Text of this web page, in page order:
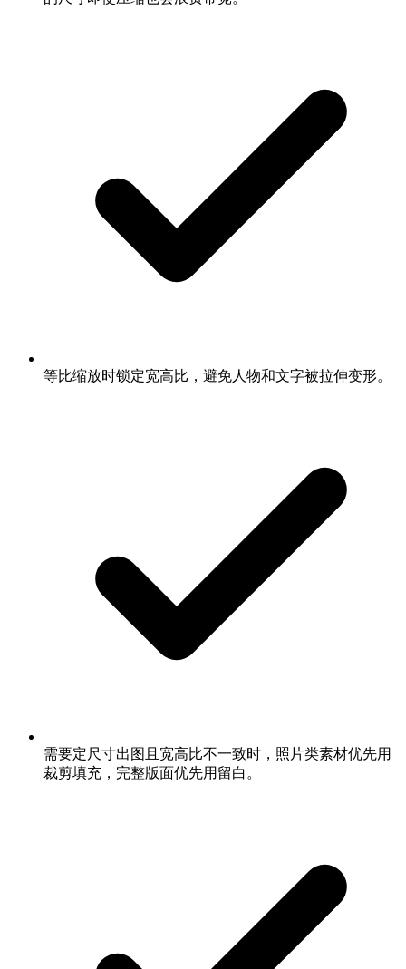
等比缩放时锁定宽高比，避免人物和文字被拉伸变形。
需要定尺寸出图且宽高比不一致时，照片类素材优先用
裁剪填充，完整版面优先用留白。